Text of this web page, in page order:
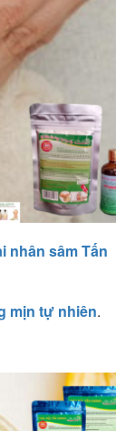
nhân sâm Tấn
mịn tự nhiên.